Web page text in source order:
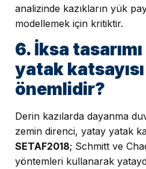
analizinde kazıkların yük
modellemek için kritiktir.
6. İksa
yatak
önemlidir?
Derin kazılarda dayanma
zemin direnci, yatay yatak
SETAF2018; Schmitt ve
yöntemleri kullanarak